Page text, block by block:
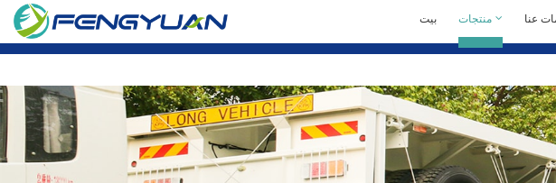
بيت منتجات عنا